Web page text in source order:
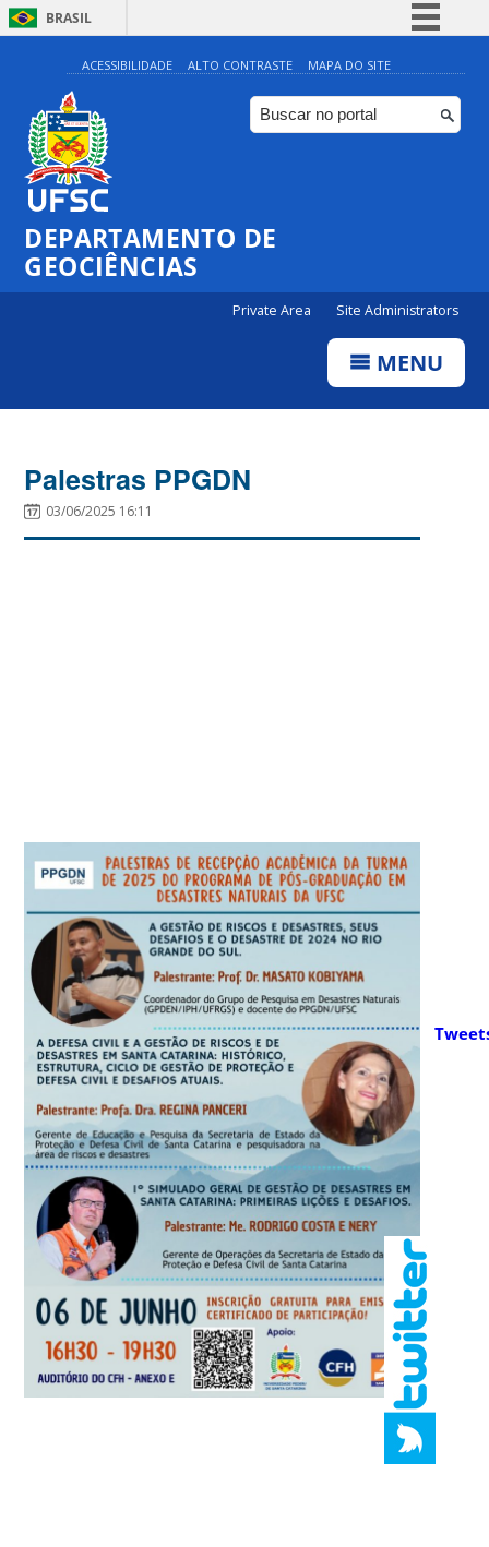
BRASIL
Simplifique!
Comunica BR
Participe
ACESSIBILIDADE ALTO CONTRASTE MAPA DO SITE
DEPARTAMENTO DE
GEOCIÊNCIAS
Private Area Site Administrators
MENU
Palestras PPGDN
03/06/2025 16:11